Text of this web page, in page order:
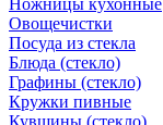
Ножницы кухонные
Овощечистки
Посуда из стекла
Блюда (стекло)
Графины (стекло)
Кружки пивные
Кувшины (стекло)